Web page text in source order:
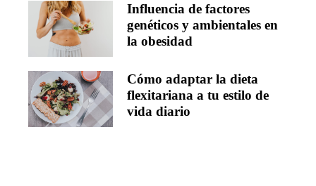
Influencia de factores
genéticos y ambientales en
la obesidad
Cómo adaptar la dieta
flexitariana a tu estilo de
vida diario